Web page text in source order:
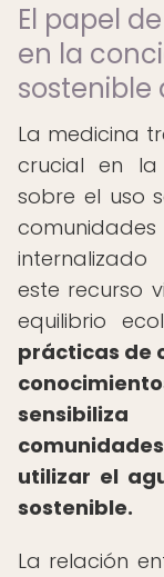
El papel
en la
sostenible
La medicina
crucial en la
sobre el uso
este recurso
equilibrio
prácticas de
utilizar el
sostenible.
La relación